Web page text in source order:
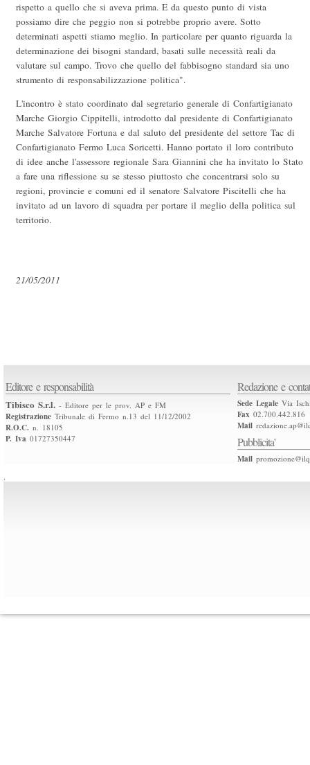
rispetto a quello che si aveva prima. E da questo punto di vista
possiamo dire che peggio non si potrebbe proprio avere. Sotto
determinati aspetti stiamo meglio. In particolare per quanto riguarda la
determinazione dei bisogni standard, basati sulle necessità reali da
valutare sul campo. Trovo che quello del fabbisogno standard sia uno
strumento di responsabilizzazione politica".
L'incontro è stato coordinato dal segretario generale di Confartigianato
Marche Giorgio Cippitelli, introdotto dal presidente di Confartigianato
Marche Salvatore Fortuna e dal saluto del presidente del settore Tac di
Confartigianato Fermo Luca Soricetti. Hanno portato il loro contributo
di idee anche l'assessore regionale Sara Giannini che ha invitato lo Stato
a fare una riflessione su se stesso piuttosto che concentrarsi solo su
regioni, provincie e comuni ed il senatore Salvatore Piscitelli che ha
invitato ad un lavoro di squadra per portare il meglio della politica sul
territorio.
21/05/2011
Editore e responsabilità
Tibisco S.r.l. - Editore per le prov. AP e FM
Registrazione Tribunale di Fermo n.13 del 11/12/2002
R.O.C. n. 18105
P. Iva 01727350447
Redazione e
Sede Legale Via
Fax 02.700.442.816
Mail
Pubblicita'
Mail
.